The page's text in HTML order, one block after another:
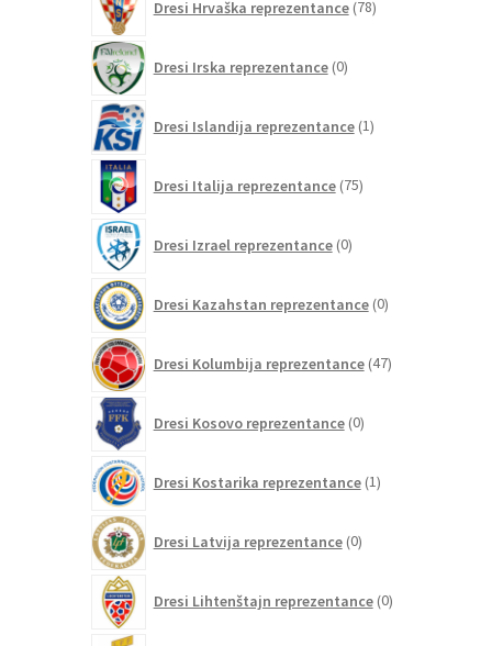
Dresi Hrvaška reprezentance 78izdelkov
Dresi Irska reprezentance 0izdelkov
Dresi Islandija reprezentance 1izdelek
Dresi Italija reprezentance 75izdelkov
Dresi Izrael reprezentance 0izdelkov
Dresi Kazahstan reprezentance 0izdelkov
Dresi Kolumbija reprezentance 47izdelkov
Dresi Kosovo reprezentance 0izdelkov
Dresi Kostarika reprezentance 1izdelek
Dresi Latvija reprezentance 0izdelkov
Dresi Lihtenštajn reprezentance 0izdelkov